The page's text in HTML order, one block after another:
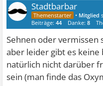
Stadtbarbar
• Mitglied
Beiträge:44 Danke:8
Sehnen oder
aber leider gibt es
natürlich nicht darüber
sein (man finde das